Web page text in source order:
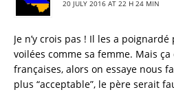
20 JULY 2016 AT 22 H 24 MIN
Je n’y crois pas ! Il les a
voilées comme sa femme. Mais
françaises, alors on essaye nous
plus “acceptable”, le père serait